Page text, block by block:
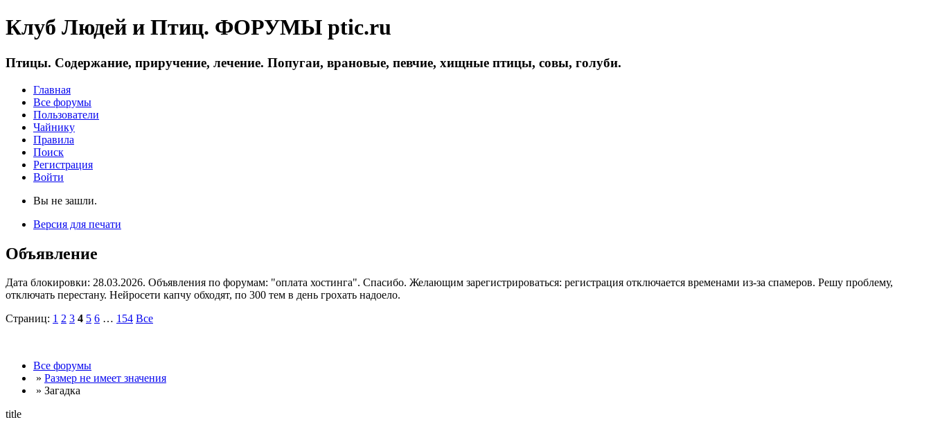
Клуб Людей и Птиц. ФОРУМЫ ptic.ru
Птицы. Содержание, приручение, лечение. Попугаи, врановые, певчие, хищные птицы, совы, голуби.
Главная
Все форумы
Пользователи
Чайнику
Правила
Поиск
Регистрация
Войти
Вы не зашли.
Версия для печати
Объявление
Дата блокировки: 28.03.2026. Объявления по форумам: "оплата хостинга". Спасибо. Желающим зарегистрироваться: регистрация отключается временами из-за спамеров. Решу проблему,
отключать перестану. Нейросети капчу обходят, по 300 тем в день грохать надоело.
Страниц: 1 2 3 4 5 6 … 154 Все
Все форумы
» Размер не имеет значения
» Загадка
title